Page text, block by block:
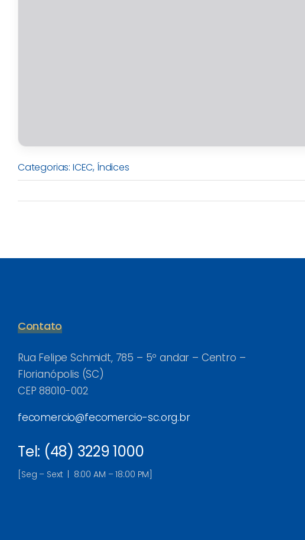
Categorias: ICEC, Índices
Contato
Rua Felipe Schmidt, 785 – 5º andar – Centro –
Florianópolis (SC)
CEP 88010-002
fecomercio@fecomercio-sc.org.br
Tel: (48) 3229 1000
[Seg – Sext | 8:00 AM – 18:00 PM]